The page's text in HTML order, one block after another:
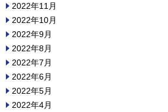
2022年11月
2022年10月
2022年9月
2022年8月
2022年7月
2022年6月
2022年5月
2022年4月